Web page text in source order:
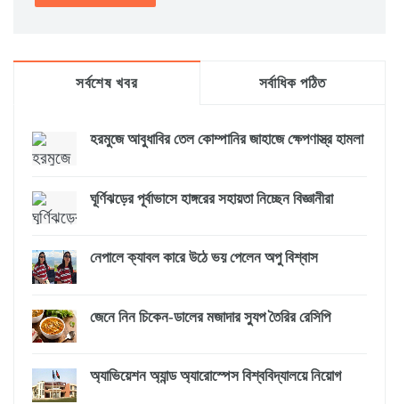
সর্বশেষ খবর সর্বাধিক পঠিত
হরমুজে আবুধাবির তেল কোম্পানির জাহাজে ক্ষেপণাস্ত্র হামলা
ঘূর্ণিঝড়ের পূর্বাভাসে হাঙ্গরের সহায়তা নিচ্ছেন বিজ্ঞানীরা
নেপালে ক্যাবল কারে উঠে ভয় পেলেন অপু বিশ্বাস
জেনে নিন চিকেন-ডালের মজাদার স্যুপ তৈরির রেসিপি
অ্যাভিয়েশন অ্যান্ড অ্যারোস্পেস বিশ্ববিদ্যালয়ে নিয়োগ